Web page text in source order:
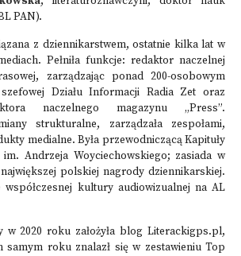
PAN).
z dziennikarstwem, ostatnie kilka lat w
Pełniła funkcje: redaktor naczelnej
zarządzając ponad 200-osobowym
Działu Informacji Radia Zet oraz
naczelnego magazynu „Press”.
strukturalne, zarządzała zespołami,
medialne. Była przewodniczącą Kapituły
Andrzeja Woyciechowskiego; zasiada w
polskiej nagrody dziennikarskiej.
współczesnej kultury audiowizualnej na AL
2020 roku założyła blog Literackigps.pl,
roku znalazł się w zestawieniu Top